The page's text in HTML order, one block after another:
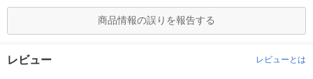
商品情報の誤りを報告する
レビュー レビューとは